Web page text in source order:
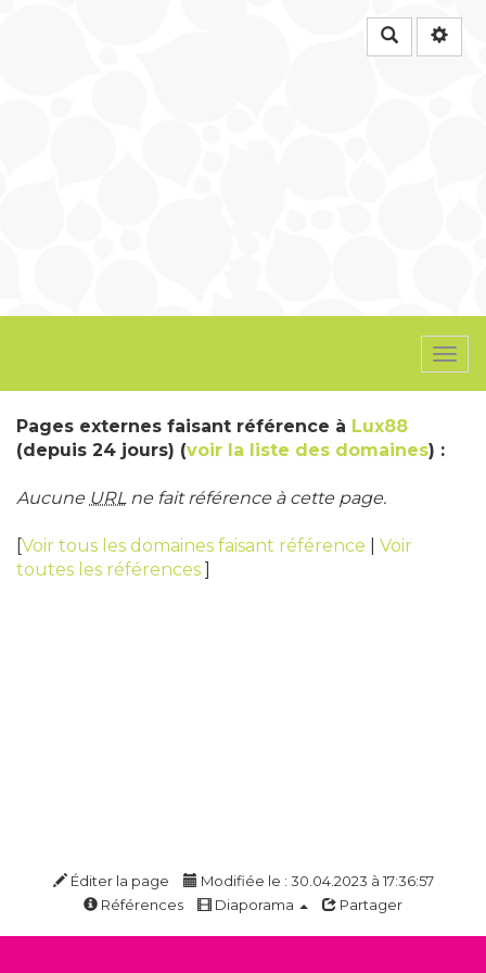
Rechercher
Pages externes faisant référence à Lux88
(depuis 24 jours) (voir la liste des domaines) :
Aucune URLne fait référence à cette page.
[Voir tous les domaines faisant référence
Voir
toutes les références ]
Éditer la page
Modifiée le : 30.04.2023 à 17:36:57
Références
Diaporama Partager